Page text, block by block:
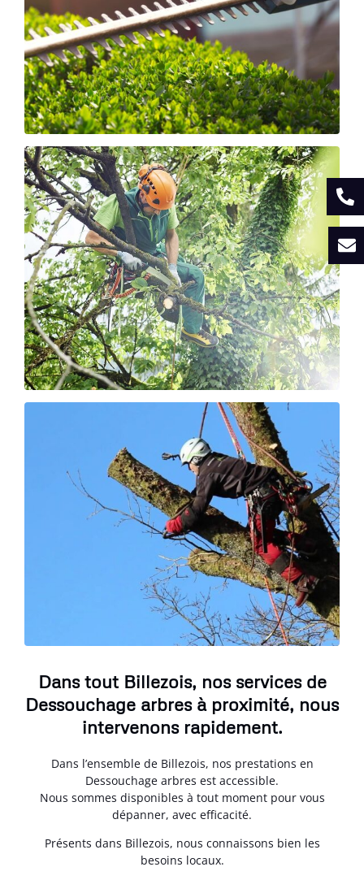
Dans tout Billezois, nos services de
Dessouchage arbres à proximité, nous
intervenons rapidement.
Dans l’ensemble de Billezois, nos prestations en
Dessouchage arbres est accessible.
Nous sommes disponibles à tout moment pour vous
dépanner, avec efficacité.
Présents dans Billezois, nous connaissons bien les
besoins locaux.